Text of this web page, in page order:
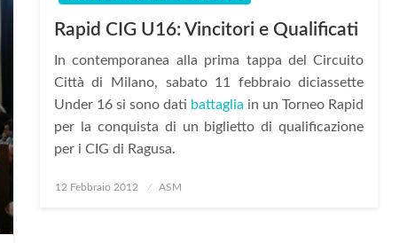
Rapid CIG U16: Vincitori e Qualificati
In contemporanea alla prima tappa del Circuito
Città di Milano, sabato 11 febbraio diciassette
Under 16 si sono dati battaglia in un Torneo Rapid
per la conquista di un biglietto di qualificazione
per i CIG di Ragusa.
Posted
12 Febbraio 2012 ASM